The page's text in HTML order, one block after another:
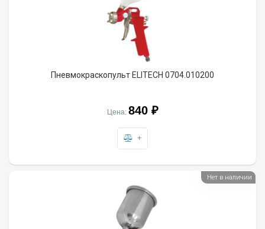
Пневмокраскопульт ELITECH 0704.010200
Цена: 840 ₽
+
Нет в наличии